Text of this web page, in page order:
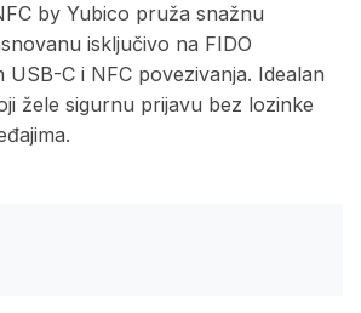
by Yubico pruža snažnu
isključivo na FIDO
USB-C i NFC povezivanja. Idealan
žele sigurnu prijavu bez lozinke